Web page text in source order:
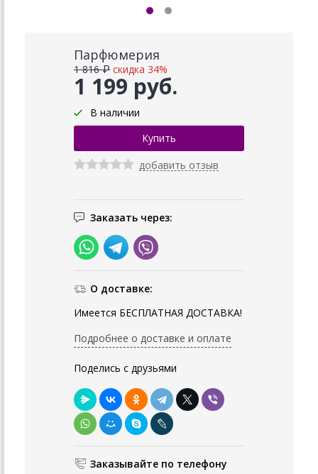
Парфюмерия
1 199 руб.
1 816 ₽ скидка 34%
В наличии
добавить отзыв
Заказать через:
О доставке:
Имеется БЕСПЛАТНАЯ ДОСТАВКА!
Подробнее о доставке и оплате
Поделись с друзьями
Заказывайте по телефону